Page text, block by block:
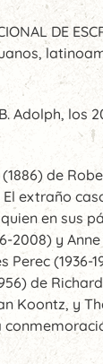
DE
Adolph, los
de
extraño
en sus
2008) y
(1936-
de
Koontz, y